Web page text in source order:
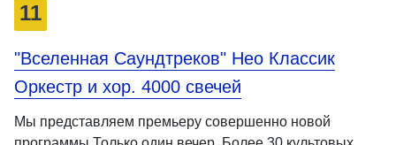
11
"Вселенная Саундтреков" Нео Классик
Оркестр и хор. 4000 свечей
Мы представляем премьеру совершенно новой